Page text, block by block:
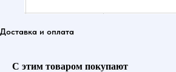
Доставка и оплата
С этим товаром покупают